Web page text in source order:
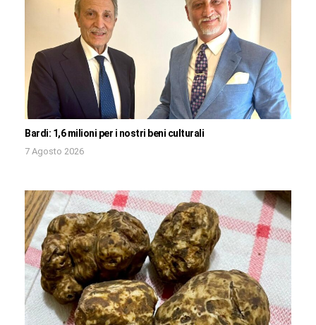
Bardi: 1,6 milioni per i nostri beni culturali
7 Agosto 2026